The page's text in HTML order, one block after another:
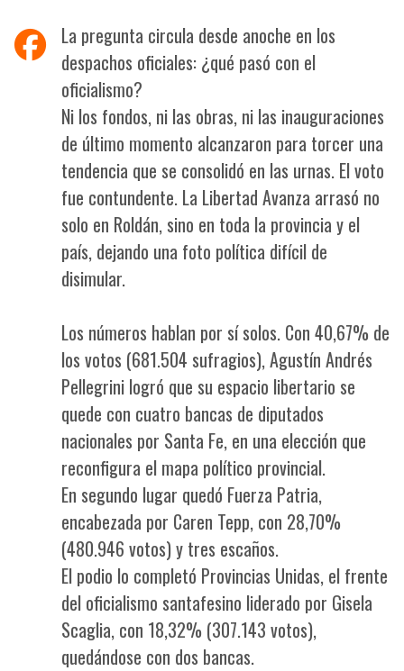
La pregunta circula desde anoche en los
despachos oficiales: ¿qué pasó con el
oficialismo?
Ni los fondos, ni las obras, ni las inauguraciones
de último momento alcanzaron para torcer una
tendencia que se consolidó en las urnas. El voto
fue contundente. La Libertad Avanza arrasó no
solo en Roldán, sino en toda la provincia y el
país, dejando una foto política difícil de
disimular.
Los números hablan por sí solos. Con 40,67% de
los votos (681.504 sufragios), Agustín Andrés
Pellegrini logró que su espacio libertario se
quede con cuatro bancas de diputados
nacionales por Santa Fe, en una elección que
reconfigura el mapa político provincial.
En segundo lugar quedó Fuerza Patria,
encabezada por Caren Tepp, con 28,70%
(480.946 votos) y tres escaños.
El podio lo completó Provincias Unidas, el frente
del oficialismo santafesino liderado por Gisela
Scaglia, con 18,32% (307.143 votos),
quedándose con dos bancas.